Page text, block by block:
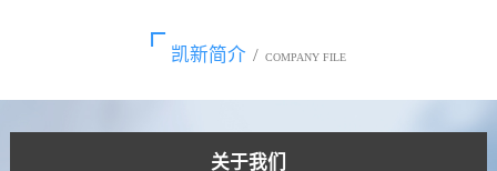
凯新简介 / COMPANY FILE
关于我们